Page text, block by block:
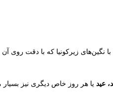
نگین‌های زیرکونیا که با دقت روی
عید یا هر روز خاص دیگری نیز